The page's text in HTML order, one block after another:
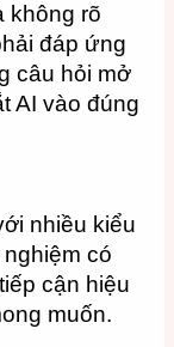
không rõ
đáp ứng
câu hỏi mở
AI vào đúng
nhiều kiểu
có
cận hiệu
muốn.